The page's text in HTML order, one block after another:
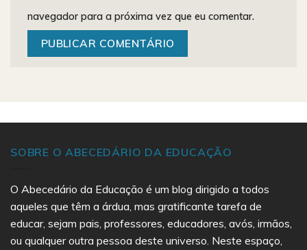
navegador para a próxima vez que eu comentar.
SOBRE O ABECEDÁRIO DA EDUCAÇÃO
O Abecedário da Educação é um blog dirigido a todos
aqueles que têm a árdua, mas gratificante tarefa de
educar, sejam pais, professores, educadores, avós, irmãos,
ou qualquer outra pessoa deste universo. Neste espaço,